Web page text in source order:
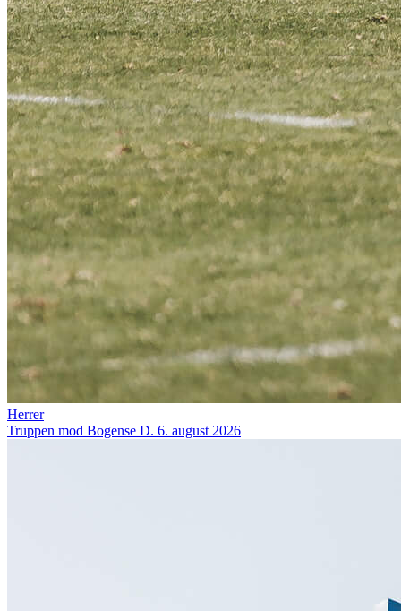
Herrer
Truppen mod Bogense D. 6. august 2026